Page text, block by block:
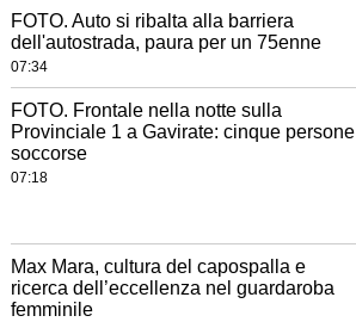
FOTO. Auto si ribalta alla barriera
dell'autostrada, paura per un 75enne
07:34
FOTO. Frontale nella notte sulla
Provinciale 1 a Gavirate: cinque persone
soccorse
07:18
Max Mara, cultura del capospalla e
ricerca dell’eccellenza nel guardaroba
femminile